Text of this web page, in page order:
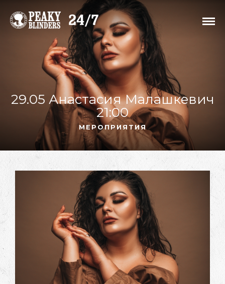
29.05 Анастасия Малашкевич
21:00
МЕРОПРИЯТИЯ